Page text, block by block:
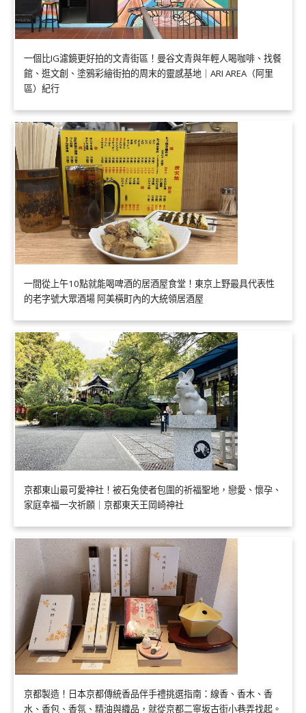
一個比IG濾鏡更好拍的文青街區！曼谷文青與年輕人喝咖啡、找餐
館、逛文創、塗鴉彩繪街拍的周末的靈感基地｜ARI AREA（阿里
區）紀行
一間從上午10點就能喝啤酒的居酒屋食堂！東京上野最具代表性
的老字號大眾酒場 阿美橫町內的大統領居酒屋
京都東山最可愛神社！被石兔使者包圍的祈福聖地，戀愛、懷孕、
家庭幸福一次祈願｜京都東天王岡崎神社
京都製造！日本京都傳統香品伴手禮挑選指南：線香、香木、香
水、香包、香氛、精油與織品，就從京都二寧坂古街小巷弄找起。